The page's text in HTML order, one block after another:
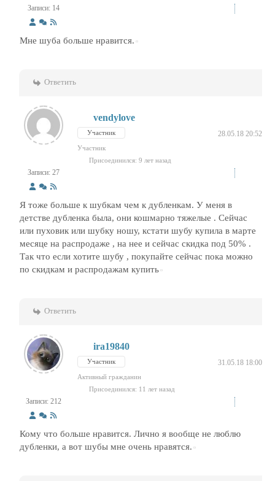
Записи: 14
Мне шуба больше нравится.
Ответить
Записи: 27
vendylove
Участник 28.05.18 20:52
Участник
Присоединился: 9 лет назад
Я тоже больше к шубкам чем к дубленкам. У меня в
детстве дубленка была, они кошмарно тяжелые . Сейчас
или пуховик или шубку ношу, кстати шубу купила в марте
месяце на распродаже , на нее и сейчас скидка под 50% .
Так что если хотите шубу , покупайте сейчас пока можно
по скидкам и распродажам купить
Ответить
Записи: 212
ira19840
Участник 31.05.18 18:00
Активный гражданин
Присоединился: 11 лет назад
Кому что больше нравится. Лично я вообще не люблю
дубленки, а вот шубы мне очень нравятся.